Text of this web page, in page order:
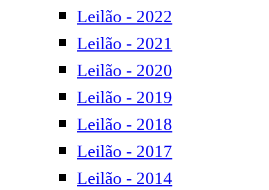
Leilão - 2022
Leilão - 2021
Leilão - 2020
Leilão - 2019
Leilão - 2018
Leilão - 2017
Leilão - 2014